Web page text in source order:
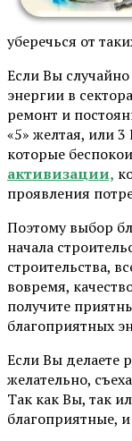
уберечься от
Если Вы
энергии в
ремонт и
«5» желтая, или
которые
активизации,
проявления
Поэтому выбор
начала
строительства,
вовремя,
получите
благоприятных
Если Вы делаете
желательно,
Так как Вы, так
благоприятные,